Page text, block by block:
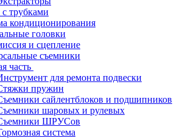
с трубками
кондиционирования
головки
и сцепление
съемники
часть
для ремонта подвески
пружин
сайлентблоков и подшипников
шаровых и рулевых
ШРУСов
система